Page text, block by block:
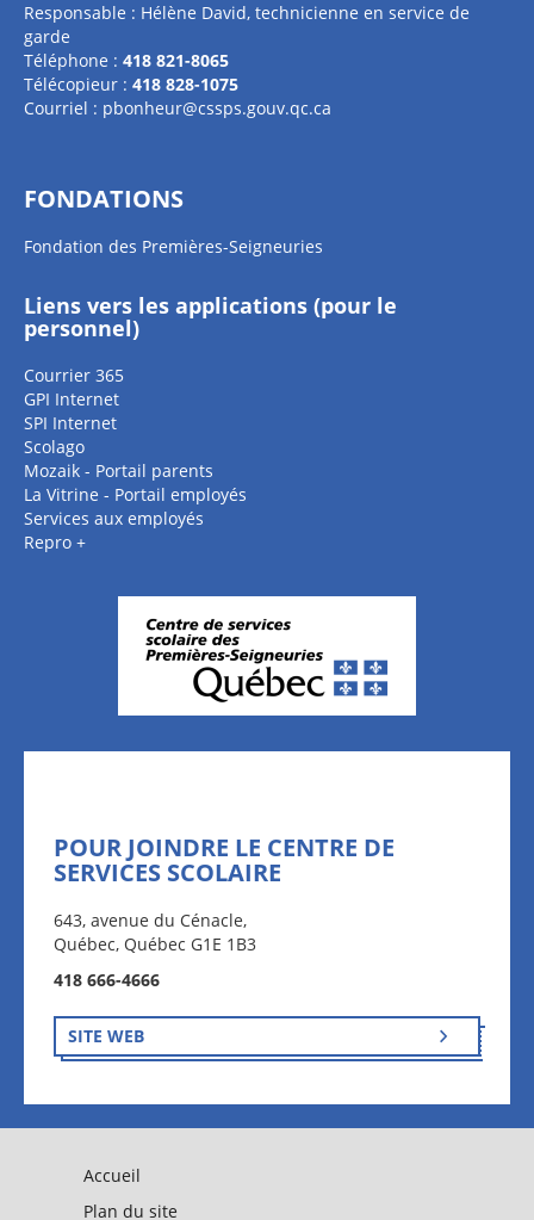
Responsable : Hélène David, technicienne en service de
garde
Téléphone : 418 821-8065
Télécopieur : 418 828-1075
Courriel : pbonheur@cssps.gouv.qc.ca
FONDATIONS
Fondation des Premières-Seigneuries
Liens vers les applications (pour le
personnel)
Courrier 365
GPI Internet
SPI Internet
Scolago
Mozaik - Portail parents
La Vitrine - Portail employés
Services aux employés
Repro +
POUR JOINDRE LE CENTRE DE
SERVICES SCOLAIRE
643, avenue du Cénacle,
Québec, Québec G1E 1B3
418 666-4666
SITE WEB
Accueil
Plan du site